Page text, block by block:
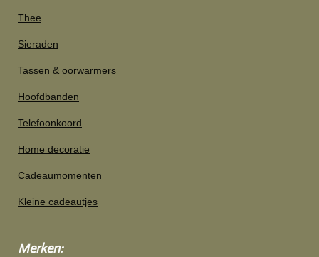
Thee
Sieraden
Tassen & oorwarmers
Hoofdbanden
Telefoonkoord
Home decoratie
Cadeaumomenten
Kleine cadeautjes
Merken: